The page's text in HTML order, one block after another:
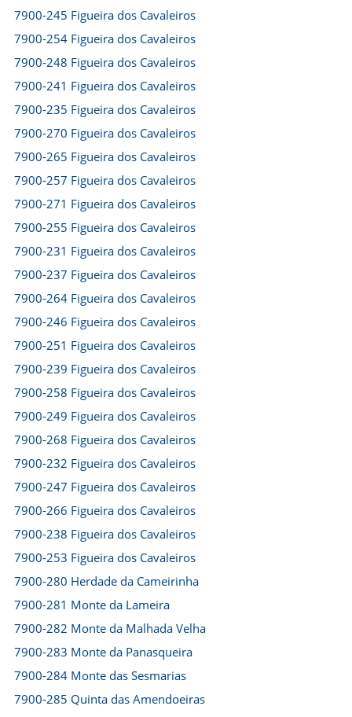
7900-245 Figueira dos Cavaleiros
7900-254 Figueira dos Cavaleiros
7900-248 Figueira dos Cavaleiros
7900-241 Figueira dos Cavaleiros
7900-235 Figueira dos Cavaleiros
7900-270 Figueira dos Cavaleiros
7900-265 Figueira dos Cavaleiros
7900-257 Figueira dos Cavaleiros
7900-271 Figueira dos Cavaleiros
7900-255 Figueira dos Cavaleiros
7900-231 Figueira dos Cavaleiros
7900-237 Figueira dos Cavaleiros
7900-264 Figueira dos Cavaleiros
7900-246 Figueira dos Cavaleiros
7900-251 Figueira dos Cavaleiros
7900-239 Figueira dos Cavaleiros
7900-258 Figueira dos Cavaleiros
7900-249 Figueira dos Cavaleiros
7900-268 Figueira dos Cavaleiros
7900-232 Figueira dos Cavaleiros
7900-247 Figueira dos Cavaleiros
7900-266 Figueira dos Cavaleiros
7900-238 Figueira dos Cavaleiros
7900-253 Figueira dos Cavaleiros
7900-280 Herdade da Cameirinha
7900-281 Monte da Lameira
7900-282 Monte da Malhada Velha
7900-283 Monte da Panasqueira
7900-284 Monte das Sesmarias
7900-285 Quinta das Amendoeiras